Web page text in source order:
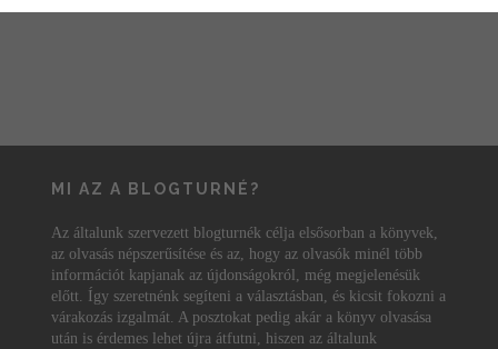
MI AZ A BLOGTURNÉ?
Az általunk szervezett blogturnék célja elsősorban a könyvek,
az olvasás népszerűsítése és az, hogy az olvasók minél több
információt kapjanak az újdonságokról, még megjelenésük
előtt. Így szeretnénk segíteni a választásban, és kicsit fokozni a
várakozás izgalmát. A posztokat pedig akár a könyv olvasása
után is érdemes lehet újra átfutni, hiszen az általunk